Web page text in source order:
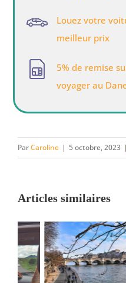
Louez votre
meilleur prix
5% de remise
voyager au
ParCaroline | 5 octobre, 2023 |
Articles similaires